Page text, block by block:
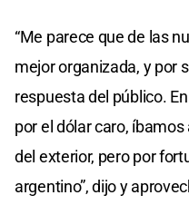
“Me parece que de las
mejor organizada, y por
respuesta del público.
por el dólar caro,
del exterior, pero por
argentino”, dijo y